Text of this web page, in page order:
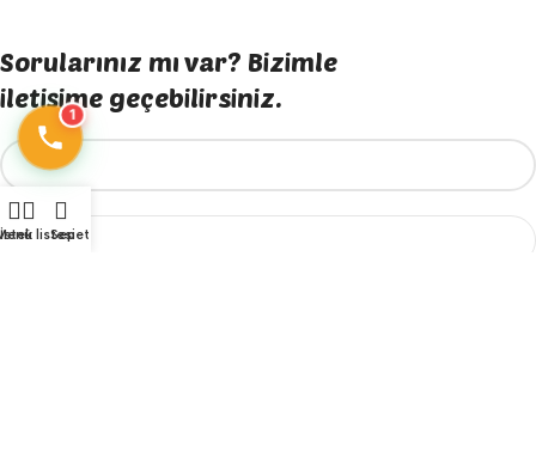
Sorularınız mı var? Bizimle
iletişime geçebilirsiniz.
İstek listesi
Sepet
1